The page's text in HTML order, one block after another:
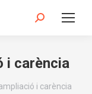
Search:
i carència
i carència